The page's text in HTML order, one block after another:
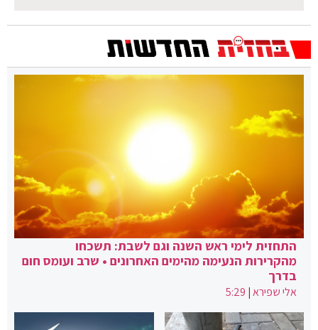
התחזית לימי ראש השנה וגם לשבת: תשכחו
מהקרירות הנעימה מהימים האחרונים • שרב ועומס חום
בדרך
אלי שפירא|
5:29